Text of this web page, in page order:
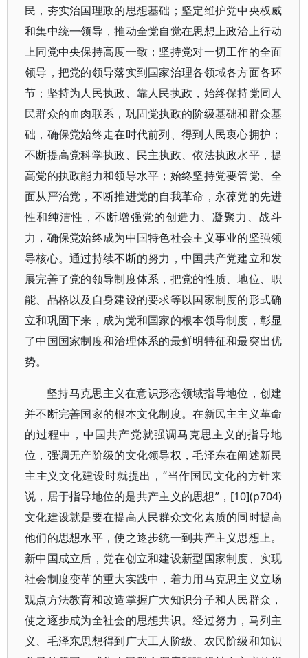
民，夯实治国理政的思想基础；坚定维护党中央权威
和集中统一领导，推动全党自觉在思想上政治上行动
上同党中央保持高度一致；坚持党对一切工作的全面
领导，把党的领导落实到国家治理各领域各方面各环
节；坚持为人民执政、靠人民执政，始终保持党同人
民群众的血肉联系，巩固党执政的阶级基础和群众基
础，确保党始终走在时代前列、得到人民衷心拥护；
不断提高党科学执政、民主执政、依法执政水平，提
高党的执政能力和领导水平；始终坚持党要管党、全
面从严治党，不断推进党的自我革命，永葆党的先进
性和纯洁性，不断增强党的创造力、凝聚力、战斗
力，确保党始终成为中国特色社会主义事业的坚强领
导核心。通过持续不断的努力，中国共产党建立和发
展完善了党的领导制度体系，把党的性质、地位、职
能、品格以及自身建设的要求等以国家制度的形式确
立和巩固下来，成为党和国家的根本领导制度，彰显
了中国国家制度和治理体系的最鲜明特征和最突出优
势。
坚持马克思主义在意识形态领域指导地位，创建
并不断完善国家的根本文化制度。在新民主主义革命
的过程中，中国共产党就强调马克思主义的指导地
位，强调无产阶级的文化领导权，毛泽东在阐述新民
主主义文化建设时就提出，“当作国民文化的方针来
说，居于指导地位的是共产主义的思想”，[10](p704)
文化建设就是要在提高人民群众文化素质的同时提高
他们的思想水平，使之逐步统一到共产主义思想上。
新中国成立后，党在创立和建设新型国家制度、实现
社会制度变革的重大实践中，着力用马克思主义立场
观点方法教育和改造掌握广大知识分子和人民群众，
使之逐步成为全社会的思想共识。经过努力，马列主
义、毛泽东思想得到广大工人阶级、农民阶级和知识